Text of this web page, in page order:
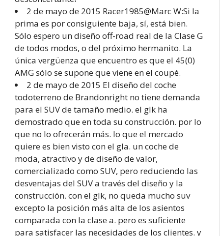
2 de mayo de 2015 Racer1985@Marc W:Si la
prima es por consiguiente baja, sí, está bien.
Sólo espero un diseño off-road real de la Clase G
de todos modos, o del próximo hermanito. La
única vergüenza que encuentro es que el 45(0)
AMG sólo se supone que viene en el coupé.
2 de mayo de 2015 El diseño del coche
todoterreno de Brandonright no tiene demanda
para el SUV de tamaño medio. el glk ha
demostrado que en toda su construcción. por lo
que no lo ofrecerán más. lo que el mercado
quiere es bien visto con el gla. un coche de
moda, atractivo y de diseño de valor,
comercializado como SUV, pero reduciendo las
desventajas del SUV a través del diseño y la
construcción. con el glk, no queda mucho suv
excepto la posición más alta de los asientos
comparada con la clase a. pero es suficiente
para satisfacer las necesidades de los clientes. y